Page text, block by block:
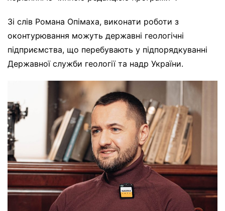
Зі слів Романа Опімаха, виконати роботи з
оконтурювання можуть державні геологічні
підприємства, що перебувають у підпорядкуванні
Державної служби геології та надр України.